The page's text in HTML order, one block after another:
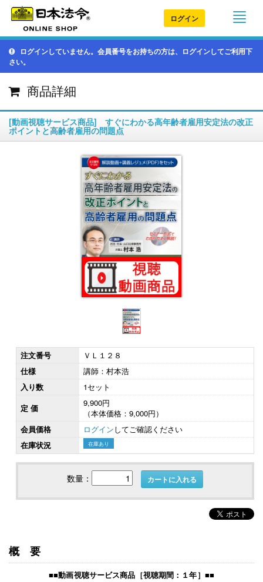
ログイン
ログインしていません。会員番号をお持ちの方は、ログインしてご利用下
さい。
商品詳細
[動画視聴サービス商品] すぐにわかる高年齢者雇用安定法の改正
ポイントと高齢者雇用の問題点
注文番号
ＶＬ１２８
仕様
講師：村本浩
入り数
1セット
定 価
9,900円
（本体価格：9,000円）
会員価格
ログインしてご確認ください
在庫状況
在庫あり
数量： カートに入れる
概要
■■動画視聴サービス商品［視聴期間：１年］ ■■